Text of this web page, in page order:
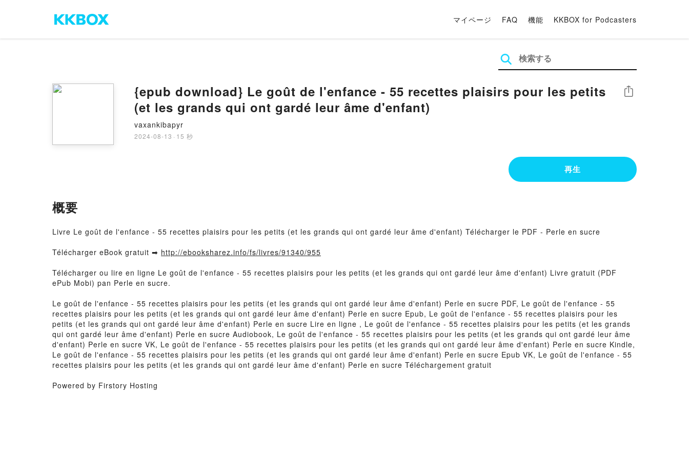
マイページ FAQ 機能 KKBOX for Podcasters
{epub download} Le goût de l'enfance - 55 recettes plaisirs pour les petits
(et les grands qui ont gardé leur âme d'enfant)
vaxankibapyr
2024-08-13 · 15 秒
シェア
再生
概要
Livre Le goût de l'enfance - 55 recettes plaisirs pour les petits (et les grands qui ont gardé leur âme d'enfant) Télécharger le PDF - Perle en sucre
Télécharger eBook gratuit ➡ http://ebooksharez.info/fs/livres/91340/955
Télécharger ou lire en ligne Le goût de l'enfance - 55 recettes plaisirs pour les petits (et les grands qui ont gardé leur âme d'enfant) Livre gratuit (PDF
ePub Mobi) pan Perle en sucre.
Le goût de l'enfance - 55 recettes plaisirs pour les petits (et les grands qui ont gardé leur âme d'enfant) Perle en sucre PDF, Le goût de l'enfance - 55
recettes plaisirs pour les petits (et les grands qui ont gardé leur âme d'enfant) Perle en sucre Epub, Le goût de l'enfance - 55 recettes plaisirs pour les
petits (et les grands qui ont gardé leur âme d'enfant) Perle en sucre Lire en ligne , Le goût de l'enfance - 55 recettes plaisirs pour les petits (et les grands
qui ont gardé leur âme d'enfant) Perle en sucre Audiobook, Le goût de l'enfance - 55 recettes plaisirs pour les petits (et les grands qui ont gardé leur âme
d'enfant) Perle en sucre VK, Le goût de l'enfance - 55 recettes plaisirs pour les petits (et les grands qui ont gardé leur âme d'enfant) Perle en sucre Kindle,
Le goût de l'enfance - 55 recettes plaisirs pour les petits (et les grands qui ont gardé leur âme d'enfant) Perle en sucre Epub VK, Le goût de l'enfance - 55
recettes plaisirs pour les petits (et les grands qui ont gardé leur âme d'enfant) Perle en sucre Téléchargement gratuit
Powered by Firstory Hosting